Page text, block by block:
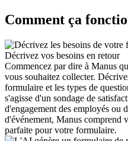
Comment ça
Décrivez vos besoins en retour
Commencez par dire à Manus
vous souhaitez collecter.
formulaire et les types de
s'agisse d'un sondage de
d'engagement des employés ou
d'événement, Manus comprend
parfaite pour votre formulaire.